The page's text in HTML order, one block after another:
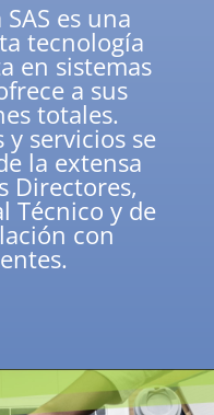
es una
tecnología
en sistemas
a sus
totales.
servicios se
la extensa
Directores,
Técnico y de
con